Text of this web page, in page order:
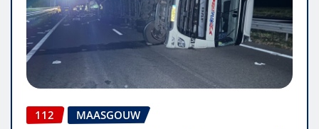
112 MAASGOUW